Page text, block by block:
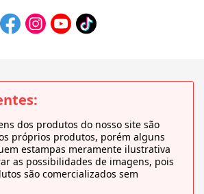
dos produtos do nosso site são
próprios produtos, porém alguns
estampas meramente ilustrativa
as possibilidades de imagens, pois
são comercializados sem